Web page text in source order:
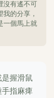
沒有遙不可
的分享，
一個馬上就
握滑鼠
指麻痺